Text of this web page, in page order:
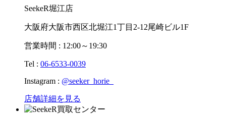
SeekeR堀江店
大阪府大阪市西区北堀江1丁目2-12尾崎ビル1F
営業時間 : 12:00～19:30
Tel : 06-6533-0039
Instagram : @seeker_horie_
店舗詳細を見る